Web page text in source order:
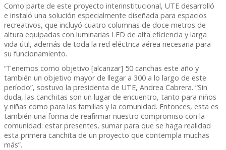
Como parte de este proyecto interinstitucional, UTE desarrolló
e instaló una solución especialmente diseñada para espacios
recreativos, que incluyó cuatro columnas de doce metros de
altura equipadas con luminarias LED de alta eficiencia y larga
vida útil, además de toda la red eléctrica aérea necesaria para
su funcionamiento.
“Tenemos como objetivo [alcanzar] 50 canchas este año y
también un objetivo mayor de llegar a 300 a lo largo de este
período”, sostuvo la presidenta de UTE, Andrea Cabrera. “Sin
duda, las canchitas son un lugar de encuentro, tanto para niños
y niñas como para las familias y la comunidad. Entonces, esta es
también una forma de reafirmar nuestro compromiso con la
comunidad: estar presentes, sumar para que se haga realidad
esta primera canchita de un proyecto que contempla muchas
más”.